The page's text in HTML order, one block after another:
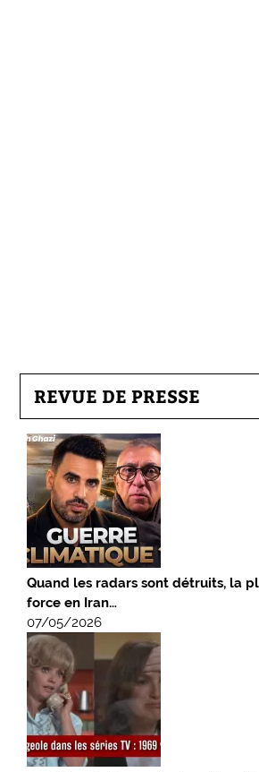
REVUE DE PRESSE
Quand les radars sont détruits, la
force en Iran…
07/05/2026